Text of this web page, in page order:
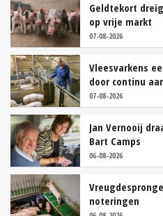
Geldtekort
op vrije markt
07-08-2026
Vleesvarkens
door continu
07-08-2026
Jan Vernooij
Bart Camps
06-08-2026
noteringen